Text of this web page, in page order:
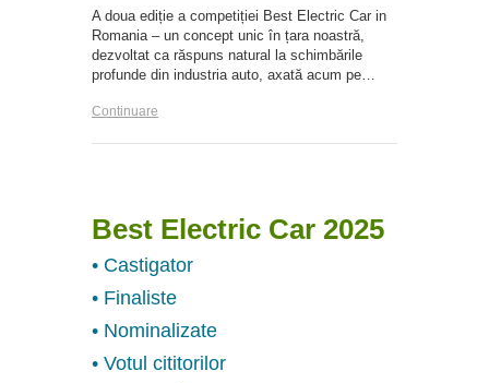
A doua ediție a competiției Best Electric Car in
Romania – un concept unic în țara noastră,
dezvoltat ca răspuns natural la schimbările
profunde din industria auto, axată acum pe…
Continuare
Best Electric Car 2025
• Castigator
• Finaliste
• Nominalizate
• Votul cititorilor